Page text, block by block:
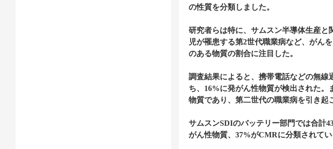
の性質を分類しました。
研究者らは特に、サムスン半導体生産
児が罹患する第2世代職業病など、がん
のある物質の割合に注目した。
調査結果によると、携帯電話などの無線
ち、16%に発がん性物質が検出された。
物質であり、第二世代の職業病を引き起
サムスンSDIのバッテリー部門では合計
がん性物質、37%がCMRに分類されてい